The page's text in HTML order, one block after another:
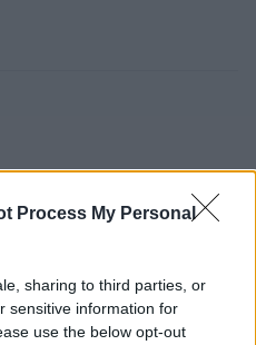
Process My Personal
sharing to third parties, or
sensitive information for
use the below opt-out